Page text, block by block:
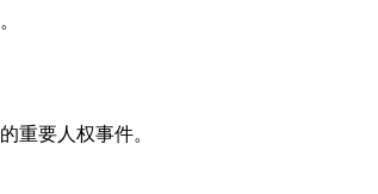
重要人权事件。